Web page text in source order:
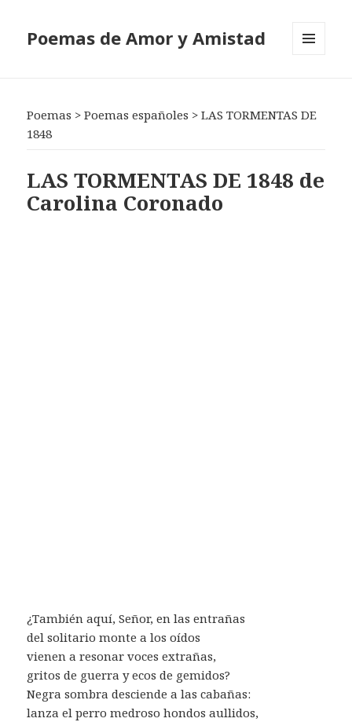
Poemas de Amor y Amistad
Poemas >Poemas españoles >LAS TORMENTAS DE
1848
LAS TORMENTAS DE 1848 de
Carolina Coronado
¿También aquí, Señor, en las entrañas
del solitario monte a los oídos
vienen a resonar voces extrañas,
gritos de guerra y ecos de gemidos?
Negra sombra desciende a las cabañas:
lanza el perro medroso hondos aullidos,